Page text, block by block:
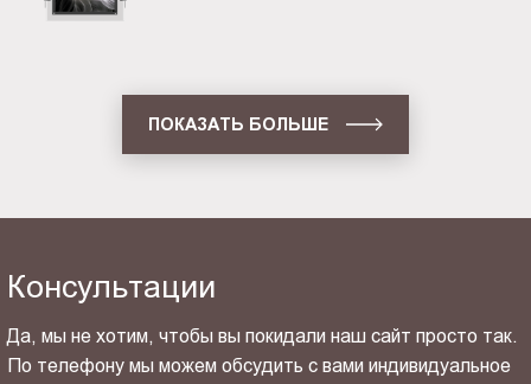
ПОКАЗАТЬ БОЛЬШЕ
Консультации
Да, мы не хотим, чтобы вы покидали наш сайт просто так.
По телефону мы можем обсудить с вами индивидуальное